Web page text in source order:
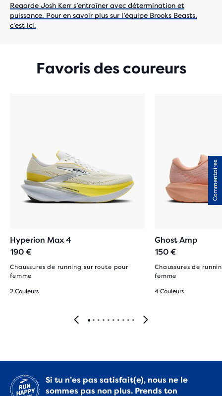
Regarde Josh Kerr s’entraîner avec détermination et
puissance. Pour en savoir plus sur l’équipe Brooks Beasts,
c’est ici.
Favoris des coureurs
Hyperion Max 4
190 €
Chaussures de running sur route pour
femme
2 Couleurs
Ghost Amp
150 €
Chaussures de
femme
4 Couleurs
Si tu n’es pas satisfait(e), nous ne le
sommes pas non plus. Prends ton
Commentaires